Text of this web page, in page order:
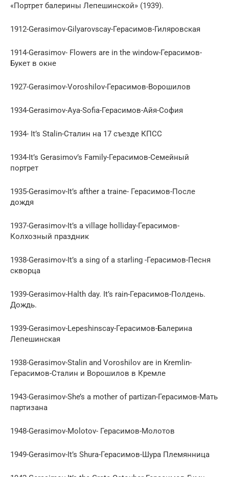
«Портрет балерины Лепешинской» (1939).
1912-Gerasimov-Gilyarovscay-Герасимов-Гиляровская
1914-Gerasimov- Flowers are in the window-Герасимов-
Букет в окне
1927-Gerasimov-Voroshilov-Герасимов-Ворошилов
1934-Gerasimov-Aya-Sofia-Герасимов-Айя-София
1934- It’s Stalin-Сталин на 17 съезде КПСС
1934-It’s Gerasimov’s Family-Герасимов-Семейный
портрет
1935-Gerasimov-It’s afther a traine- Герасимов-После
дождя
1937-Gerasimov-It’s a village holliday-Герасимов-
Колхозный праздник
1938-Gerasimov-It’s a sing of a starling -Герасимов-Песня
скворца
1939-Gerasimov-Halth day. It’s rain-Герасимов-Полдень.
Дождь.
1939-Gerasimov-Lepeshinscay-Герасимов-Балерина
Лепешинская
1938-Gerasimov-Stalin and Voroshilov are in Kremlin-
Герасимов-Сталин и Ворошилов в Кремле
1943-Gerasimov-She’s a mother of partizan-Герасимов-Мать
партизана
1948-Gerasimov-Molotov- Герасимов-Молотов
1949-Gerasimov-It’s Shura-Герасимов-Шура Племянница